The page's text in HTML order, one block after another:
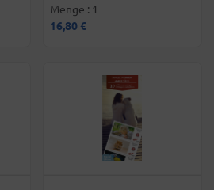
Briefmarken für Belgien
Menge : 1
16,80 €